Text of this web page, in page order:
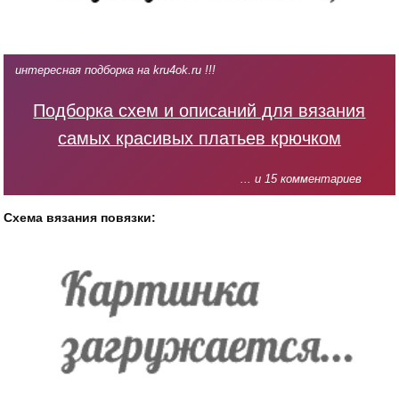
интересная подборка на kru4ok.ru !!!
Подборка схем и описаний для вязания
самых красивых платьев крючком
... и 15 комментариев
Схема вязания повязки: